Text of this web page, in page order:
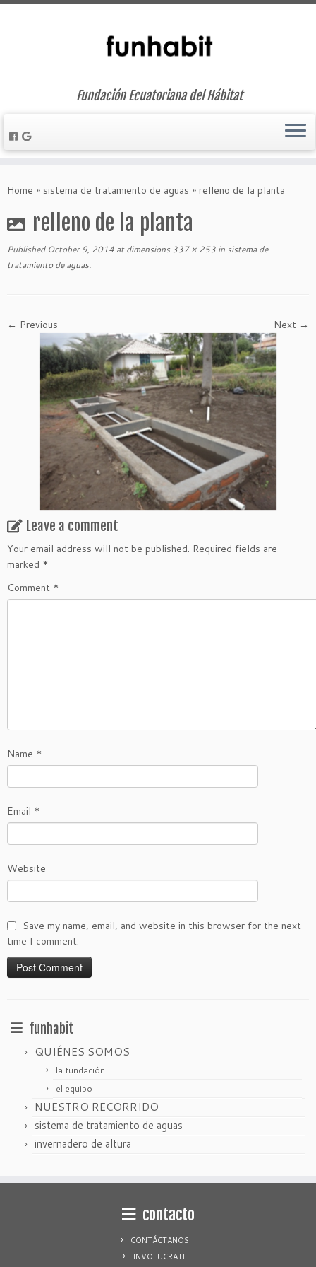
to
Fundación Ecuatoriana del Hábitat
Home » sistema de tratamiento de aguas » relleno de la planta
relleno de la planta
Published October 9, 2014 at dimensions 337 × 253 in sistema de
tratamiento de aguas.
← Previous Next →
Leave a comment
Your email address will not be published. Required fields are
marked *
Comment *
Name *
Email *
Website
Save my name, email, and website in this browser for the next
time I comment.
funhabit
QUIÉNES SOMOS
la fundación
el equipo
NUESTRO RECORRIDO
sistema de tratamiento de aguas
invernadero de altura
contacto
CONTÁCTANOS
INVOLUCRATE